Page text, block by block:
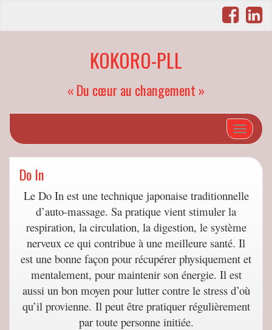
KOKORO-PLL
« Du cœur au changement »
Afficher/
Do In
Le Do In est une technique japonaise traditionnelle
d’auto-massage. Sa pratique vient stimuler la
respiration, la circulation, la digestion, le système
nerveux ce qui contribue à une meilleure santé. Il
est une bonne façon pour récupérer physiquement et
mentalement, pour maintenir son énergie. Il est
aussi un bon moyen pour lutter contre le stress d’où
qu’il provienne. Il peut être pratiquer régulièrement
par toute personne initiée.